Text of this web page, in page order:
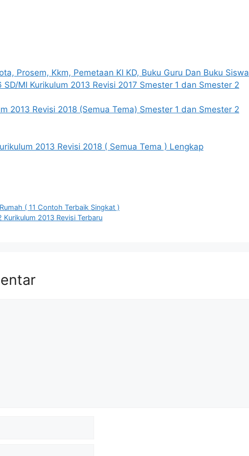
Prosem, Kkm, Pemetaan KI KD, Buku Guru Dan Buku Siswa
SD/MI Kurikulum 2013 Revisi 2017 Smester 1 dan Smester 2
2013 Revisi 2018 (Semua Tema) Smester 1 dan Smester 2
2013 Revisi 2018 ( Semua Tema ) Lengkap
( 11 Contoh Terbaik Singkat )
Kurikulum 2013 Revisi Terbaru